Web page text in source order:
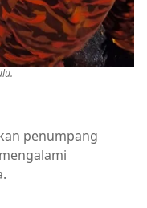
penumpang